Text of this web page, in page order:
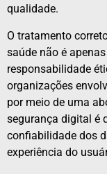
qualidade.
O tratamento
saúde não é
responsabilidade
organizações
por meio de uma
segurança digital é
confiabilidade dos
experiência do